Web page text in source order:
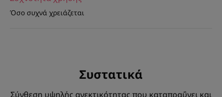
Όσο συχνά χρειάζεται
Συστατικά
Σύνθεση υψηλής ανεκτικότητας που καταπραΰνει και